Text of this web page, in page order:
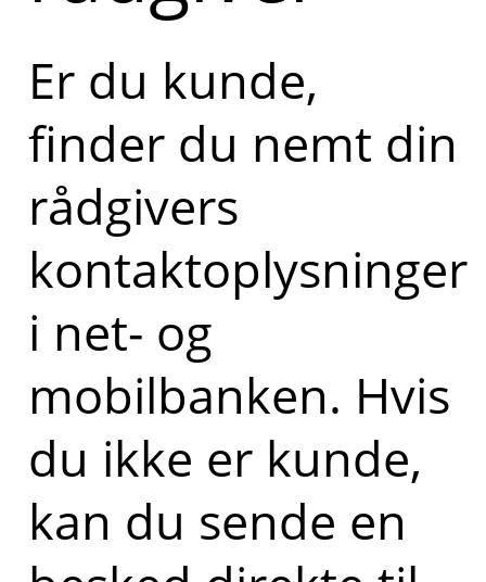
Er du kunde,
finder du nemt din
rådgivers
kontaktoplysninger
i net- og
mobilbanken. Hvis
du ikke er kunde,
kan du sende en